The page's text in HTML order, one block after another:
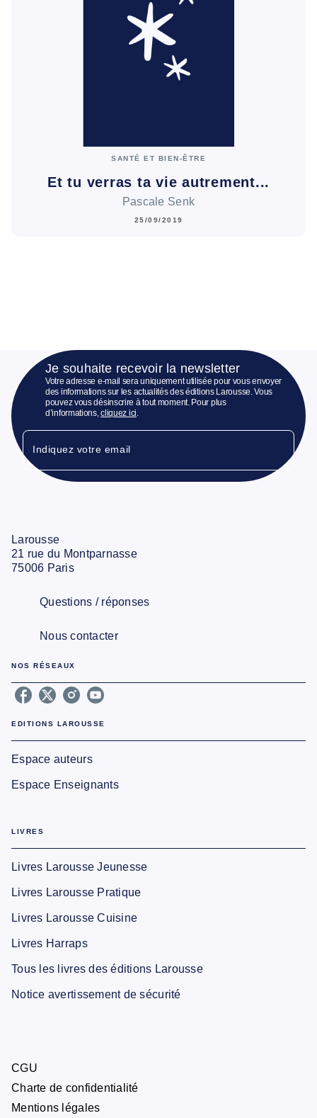
SANTÉ ET BIEN-ÊTRE
Et tu verras ta vie autrement...
Pascale Senk
25/09/2019
Je souhaite recevoir la newsletter
Votre adresse e-mail sera uniquement utilisée pour vous envoyer
des informations sur les actualités des éditions Larousse. Vous
pouvez vous désinscrire à tout moment. Pour plus
d’informations,cliquez ici.
Indiquez votre email
Larousse
21 rue du Montparnasse
75006 Paris
Questions / réponses
Nous contacter
NOS RÉSEAUX
EDITIONS LAROUSSE
Espace auteurs
Espace Enseignants
LIVRES
Livres Larousse Jeunesse
Livres Larousse Pratique
Livres Larousse Cuisine
Livres Harraps
Tous les livres des éditions Larousse
Notice avertissement de sécurité
CGU
Charte de confidentialité
Mentions légales